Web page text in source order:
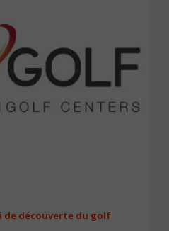
de découverte du golf